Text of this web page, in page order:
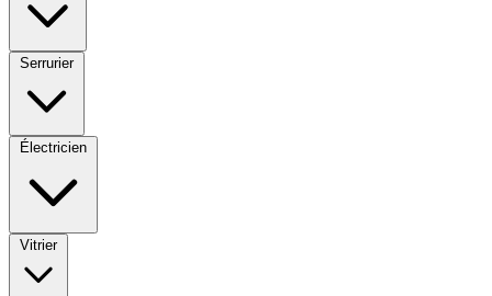
Serrurier
Électricien
Vitrier